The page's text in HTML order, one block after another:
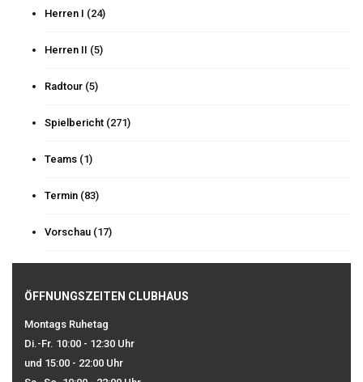
Herren I (24)
Herren II (5)
Radtour (5)
Spielbericht (271)
Teams (1)
Termin (83)
Vorschau (17)
ÖFFNUNGSZEITEN CLUBHAUS
Montags Ruhetag
Di.-Fr. 10:00 - 12:30 Uhr
und 15:00 - 22:00 Uhr